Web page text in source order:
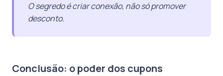
O segredo é criar conexão, não só promover
desconto.
Conclusão: o poder dos cupons